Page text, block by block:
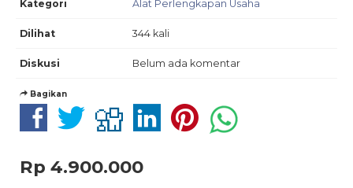
Kategori Alat Perlengkapan Usaha
Dilihat 344 kali
Diskusi Belum ada komentar
Bagikan
Rp 4.900.000